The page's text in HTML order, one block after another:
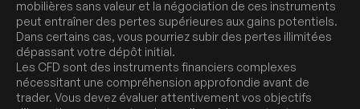
mobilières sans valeur et la négociation de ces instruments
peut entraîner des pertes supérieures aux gains potentiels.
Dans certains cas, vous pourriez subir des pertes illimitées
dépassant votre dépôt initial.
Les CFD sont des instruments financiers complexes
nécessitant une compréhension approfondie avant de
trader. Vous devez évaluer attentivement vos objectifs